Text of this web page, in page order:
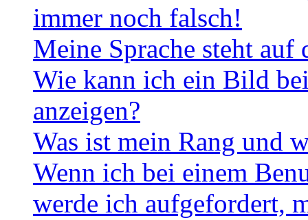
immer noch falsch!
Meine Sprache steht
Wie kann ich ein Bild
anzeigen?
Was ist mein Rang und
Wenn ich bei einem
werde ich aufgefordert,